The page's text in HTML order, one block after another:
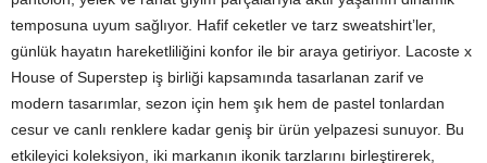
temposuna uyum sağlıyor. Hafif ceketler ve tarz sweatshirt’ler,
günlük hayatın hareketliliğini konfor ile bir araya getiriyor. Lacoste x
House of Superstep iş birliği kapsamında tasarlanan zarif ve
modern tasarımlar, sezon için hem şık hem de pastel tonlardan
cesur ve canlı renklere kadar geniş bir ürün yelpazesi sunuyor. Bu
etkileyici koleksiyon, iki markanın ikonik tarzlarını birleştirerek,